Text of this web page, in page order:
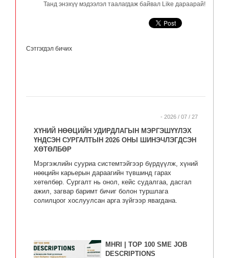
Танд энэхүү мэдээлэл таалагдаж байвал Like дараарай!
Сэтгэгдэл бичих
- 2026 / 07 / 27
ХҮНИЙ НӨӨЦИЙН УДИРДЛАГЫН МЭРГЭШҮҮЛЭХ
ҮНДСЭН СУРГАЛТЫН 2026 ОНЫ ШИНЭЧЛЭГДСЭН
ХӨТӨЛБӨР
Мэргэжлийн сууриа системтэйгээр бүрдүүлж, хүний
нөөцийн карьерын дараагийн түвшинд гарах
хөтөлбөр. Сургалт нь онол, кейс судалгаа, дасгал
ажил, загвар баримт бичиг болон туршлага
солилцоог хослуулсан арга зүйгээр явагдана.
MHRI | TOP 100 SME JOB
DESCRIPTIONS